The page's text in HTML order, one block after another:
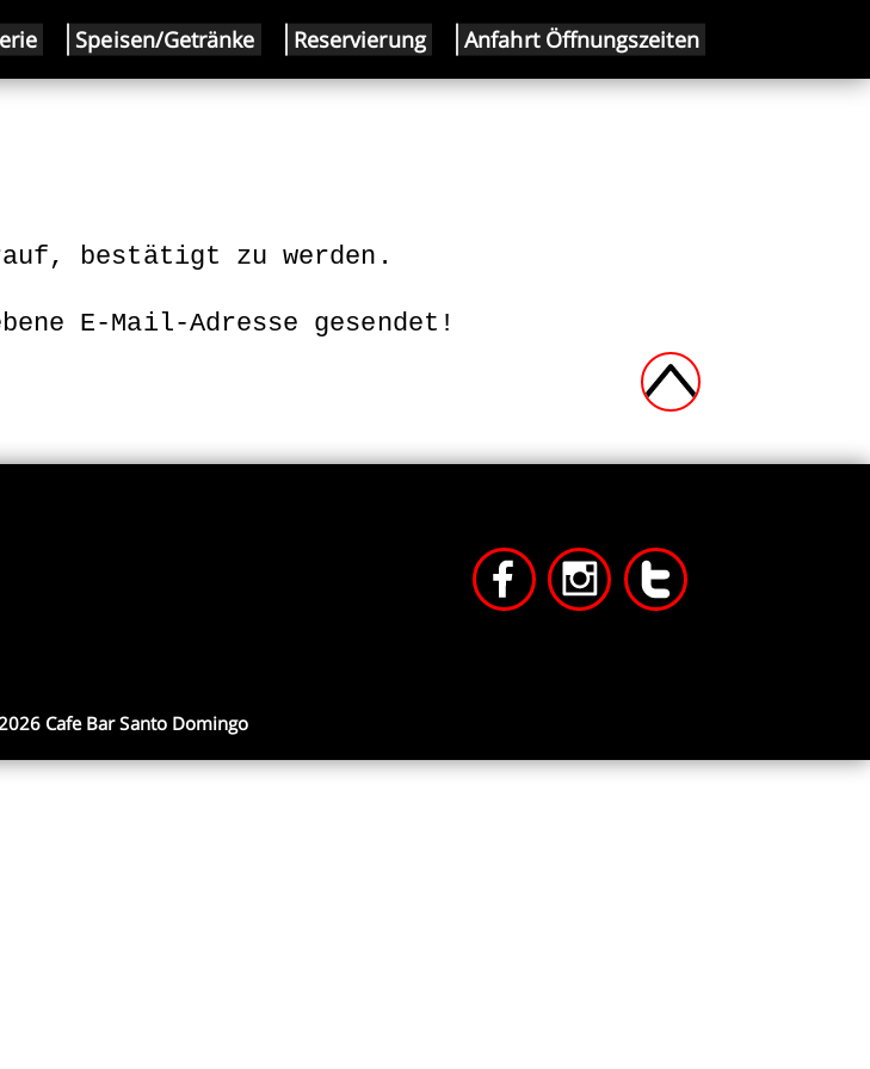
Speisen/Getränke Reservierung Anfahrt Öffnungszeiten
E-Mail-Adresse gesendet!
Cafe Bar Santo Domingo